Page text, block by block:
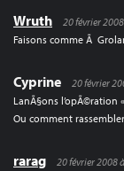
Wruth
20 février
Faisons comme Ã
Cyprine
20 février
LanÃ§ons
Ou comment
rarag
20 février 2008